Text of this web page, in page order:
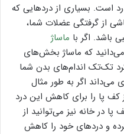
است. بسیاری از دردهایی که
از گرفتگی عضلات شما،
باشد. اگر با ماساژ
که ماساژ بخش‌های
تک‌تک اندام‌های بدن شما
می‌داند اگر به طور مثال
کف پا را برای کاهش این درد
در خانه نیز می‌توانید از
و دردهای خود را کاهش